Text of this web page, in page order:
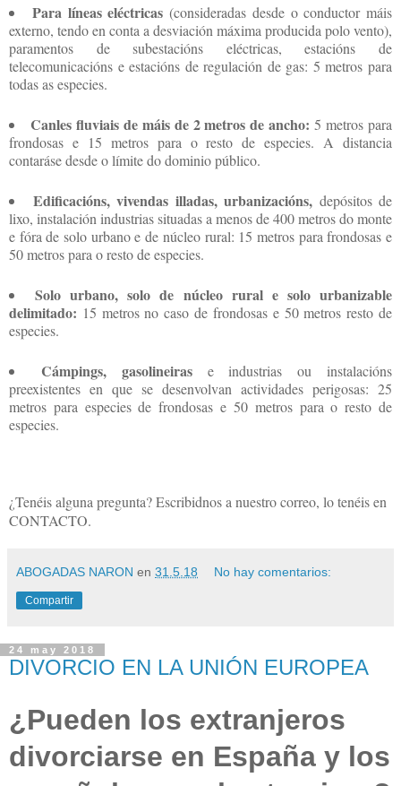
Para líneas eléctricas (consideradas desde o conductor máis
externo, tendo en conta a desviación máxima producida polo vento),
paramentos de subestacións eléctricas, estacións de
telecomunicacións e estacións de regulación de gas: 5 metros para
todas as especies.
Canles fluviais de máis de 2 metros de ancho:5 metros para
frondosas e 15 metros para o resto de especies. A distancia
contaráse desde o límite do dominio público.
Edificacións, vivendas illadas, urbanizacións, depósitos de
lixo, instalación industrias situadas a menos de 400 metros do monte
e fóra de solo urbano e de núcleo rural: 15 metros para frondosas e
50 metros para o resto de especies.
Solo urbano, solo de núcleo rural e solo urbanizable
delimitado: 15 metros no caso de frondosas e 50 metros resto de
especies.
Cámpings, gasolineiras e industrias ou instalacións
preexistentes en que se desenvolvan actividades perigosas: 25
metros para especies de frondosas e 50 metros para o resto de
especies.
¿Tenéis alguna pregunta? Escribidnos a nuestro correo, lo tenéis en
CONTACTO.
ABOGADAS NARON en 31.5.18 No hay comentarios:
Compartir
24 may 2018
DIVORCIO EN LA UNIÓN EUROPEA
¿Pueden los extranjeros
divorciarse en España y los